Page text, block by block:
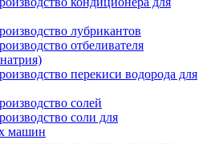
лубрикантов
отбеливателя
перекиси водорода для
солей
соли для
машин